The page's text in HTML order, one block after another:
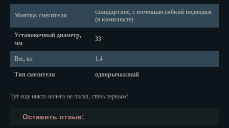
Монтаж смесителя
стандартное, с помощью гибкой подводки
(в комплекте)
Установочный диаметр,
мм
33
Вес, кг 1,4
Тип смесителя однорычажный
Тут еще никто ничего не писал, стань первым!
Оставить отзыв: